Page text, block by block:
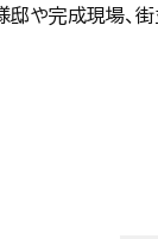
や完成現場、